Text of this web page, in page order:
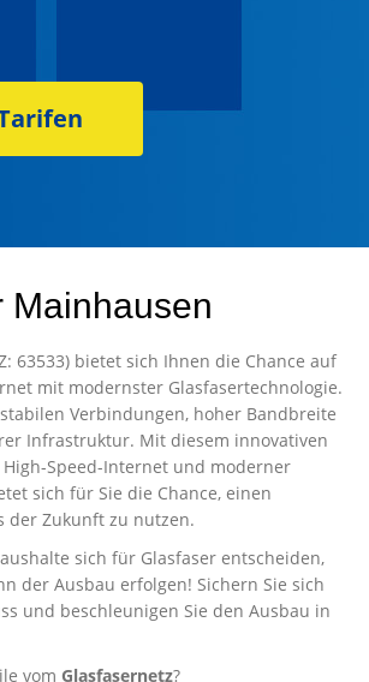
Mainhausen
63533) bietet sich Ihnen die Chance auf
mit modernster Glasfasertechnologie.
Verbindungen, hoher Bandbreite
Infrastruktur. Mit diesem innovativen
Speed-Internet und moderner
sich für Sie die Chance, einen
der Zukunft zu nutzen.
sich für Glasfaser entscheiden,
der Ausbau erfolgen! Sichern Sie sich
und beschleunigen Sie den Ausbau in
vom Glasfasernetz?